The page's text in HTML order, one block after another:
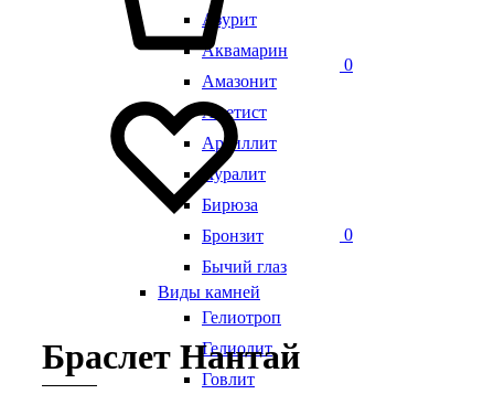
Азурит
Аквамарин
Амазонит
Аметист
Аргиллит
Ауралит
Бирюза
Бронзит
Бычий глаз
Виды камней
Гелиотроп
Гелиолит
Говлит
0
0
Браслет Нантай